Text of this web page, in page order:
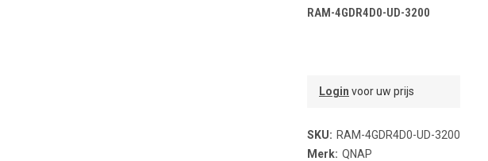
TOEVOEGEN AAN WINKELMANDJE
RAM-4GDR4D0-UD-3200
Login voor uw prijs
SKU: RAM-4GDR4D0-UD-3200
Merk: QNAP